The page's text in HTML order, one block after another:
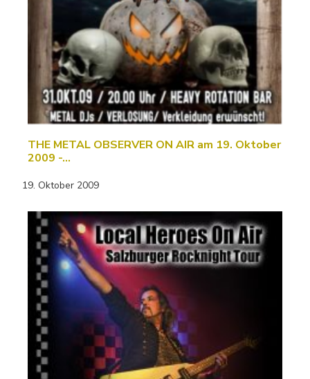
THE METAL OBSERVER ON AIR am 19. Oktober
2009 -…
19. Oktober 2009